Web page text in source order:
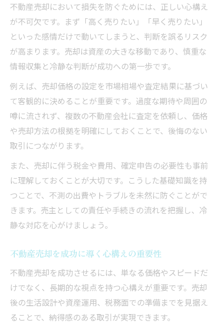
不動産売却の契約でやってはいけないこと
解説
不動産売却の税金対策と落とし穴への注意
不動産売却契約時に気をつけたい手続きの
流れ
後悔しないための不動産売却準備とは
不動産売却で後悔しないための事前準備法
不動産売却準備で押さえるべき注意点
不動産売却前に確認したい書類や流れのポ
イント
不動産売却をスムーズに進める準備のコツ
不動産売却準備時のトラブル回避策
信頼できる仲介選びのコツと心構え
不動産売却で失敗しない仲介選びのコツ
不動産売却時の仲介会社選びで重視すべき
点
不動産売却に強い仲介会社の見極めポイン
ト
不動産売却の心構えと仲介選びの注意点
不動産売却において損失を防ぐためには、正しい心構え
が不可欠です。まず「高く売りたい」「早く売りたい」
といった感情だけで動いてしまうと、判断を誤るリスク
が高まります。売却は資産の大きな移動であり、慎重な
情報収集と冷静な判断が成功への第一歩です。
例えば、売却価格の設定を市場相場や査定結果に基づい
て客観的に決めることが重要です。過度な期待や周囲の
噂に流されず、複数の不動産会社に査定を依頼し、価格
や売却方法の根拠を明確にしておくことで、後悔のない
取引につながります。
また、売却に伴う税金や費用、確定申告の必要性も事前
に理解しておくことが大切です。こうした基礎知識を持
つことで、不測の出費やトラブルを未然に防ぐことがで
きます。売主としての責任や手続きの流れを把握し、冷
静な対応を心がけましょう。
不動産売却を成功に導く心構えの重要性
不動産売却を成功させるには、単なる価格やスピードだ
けでなく、長期的な視点を持つ心構えが重要です。売却
後の生活設計や資産運用、税務面での準備までを見据え
ることで、納得感のある取引が実現できます。